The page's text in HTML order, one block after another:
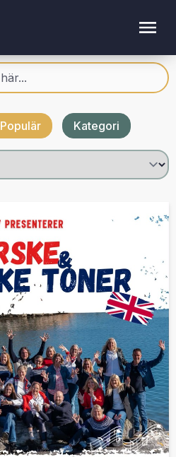
Populär Kategori